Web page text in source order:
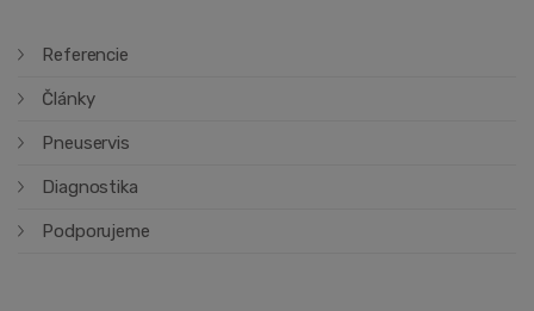
Referencie
Články
Pneuservis
Diagnostika
Podporujeme